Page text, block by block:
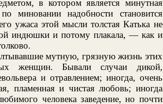
в котором является минутная
миновании надобности становится
ужаса этой мысли толстая Катька не
индюшки и потому плакала, — как и
мутную, грязную жизнь этих
женщин. Бывали случаи дикой,
и отравлением; иногда, очень
пламенная и чистая любовь; иногда
человека заведение, но почти